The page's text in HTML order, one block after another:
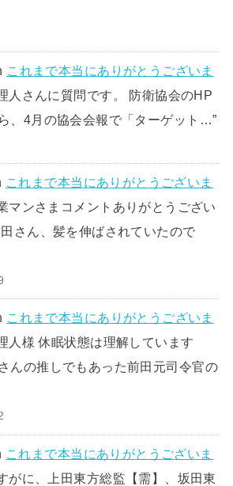
これまで本当にありがとうございま
人さんに質問です。 防衛協会のHP
、4月の協会会報で「ターゲット…”
これまで本当にありがとうございま
マンさまコメントありがとうござい
さん、髪を伸ばされていたので
これまで本当にありがとうございま
人様 休眠状態は理解しています
んの推しでもあった前田元司令官の
これまで本当にありがとうございま
がに、上田東方総監【需】、坂田東